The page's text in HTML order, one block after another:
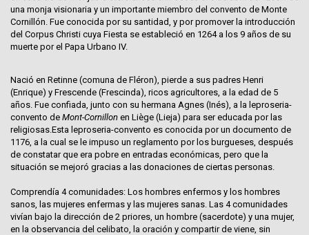
una monja visionaria y un importante miembro del convento de Monte
Cornillón. Fue conocida por su santidad, y por promover la introducción
del Corpus Christi cuya Fiesta se estableció en 1264 a los 9 años de su
muerte por el Papa Urbano IV.
Nació en Retinne (comuna de Fléron), pierde a sus padres Henri
(Enrique) y Frescende (Frescinda), ricos agricultores, a la edad de 5
años. Fue confiada, junto con su hermana Agnes (Inés), a la leproseria-
convento de Mont-Cornillon en Liège (Lieja) para ser educada por las
religiosas.Esta leproseria-convento es conocida por un documento de
1176, a la cual se le impuso un reglamento por los burgueses, después
de constatar que era pobre en entradas económicas, pero que la
situación se mejoró gracias a las donaciones de ciertas personas.
Comprendía 4 comunidades: Los hombres enfermos y los hombres
sanos, las mujeres enfermas y las mujeres sanas. Las 4 comunidades
vivían bajo la dirección de 2 priores, un hombre (sacerdote) y una mujer,
en la observancia del celibato, la oración y compartir de viene, sin